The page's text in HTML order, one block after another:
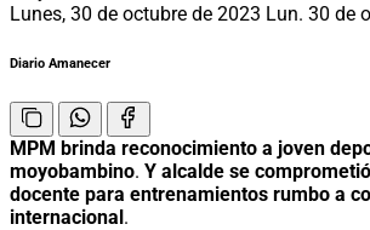
Lunes, 30 de octubre de 2023 Lun. 30 de
Diario Amanecer
MPM brinda reconocimiento a joven
moyobambino. Y alcalde se
docente para entrenamientos rumbo a
internacional.